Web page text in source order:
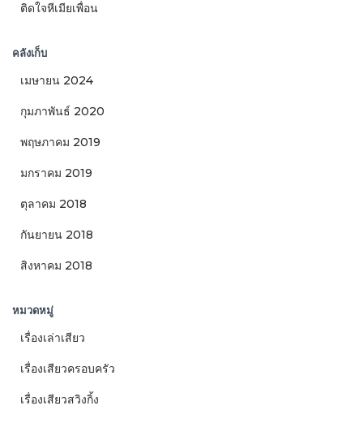
ติดใจหีเมียเพื่อน
คลังเก็บ
เมษายน 2024
กุมภาพันธ์ 2020
พฤษภาคม 2019
มกราคม 2019
ตุลาคม 2018
กันยายน 2018
สิงหาคม 2018
หมวดหมู่
เรื่องเล่าเสียว
เรื่องเสียวครอบครัว
เรื่องเสียวสวิงกิ้ง